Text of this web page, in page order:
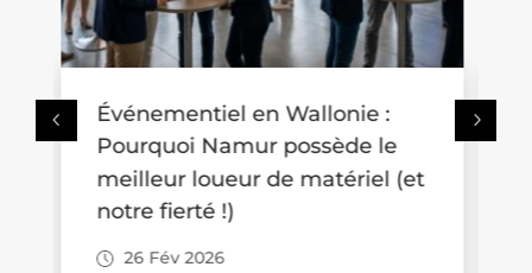
Où se promener avec une
poussette en Wallonie ? Trois
idées de balades accessibles
aux familles
26 Fév 2026